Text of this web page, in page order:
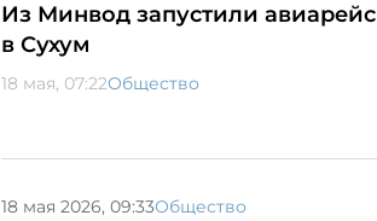
Из Минвод запустили авиарейс
в Сухум
18 мая, 07:22Общество
18 мая 2026, 09:33Общество